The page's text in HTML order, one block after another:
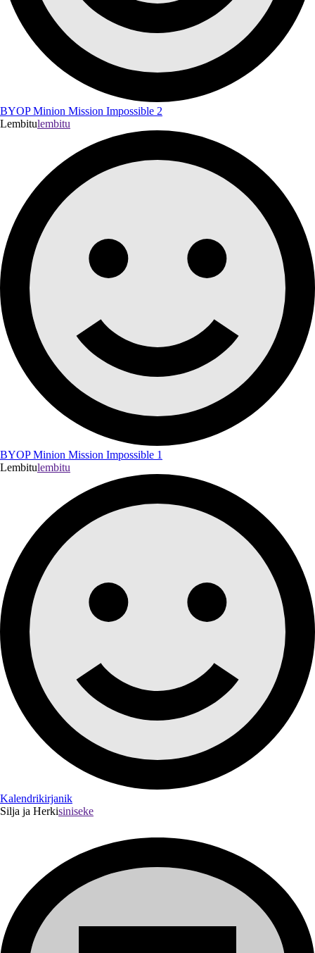
BYOP Minion Mission Impossible 2
Lembitulembitu
BYOP Minion Mission Impossible 1
Lembitulembitu
Kalendrikirjanik
Silja ja Herkisiniseke